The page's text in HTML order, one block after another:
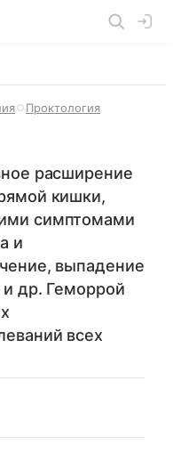
Проктология
расширение
кишки,
симптомами
и
выпадение
др. Геморрой
всех